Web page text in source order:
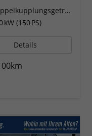
Doppelkupplungsgetriebe (DSG)
kW (150 PS)
Details